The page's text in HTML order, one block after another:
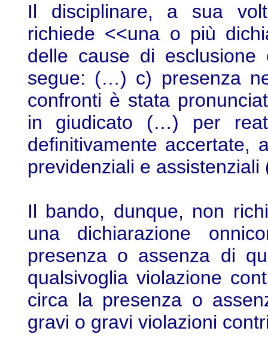
Il disciplinare, a sua
richiede <<una o più
delle cause di
segue: (…) c) presenza
confronti è stata
in giudicato (…) per
definitivamente accertate,
previdenziali e
Il bando, dunque, non
una dichiarazione
presenza o assenza di
qualsivoglia violazione
circa la presenza o
gravi o gravi violazioni